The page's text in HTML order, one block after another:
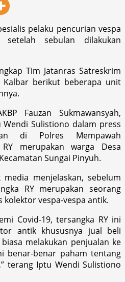
pelaku pencurian vespa
sebulan dilakukan
Tim Jatanras Satreskrim
Kalbar berikut beberapa unit
Fauzan Sukmawansyah,
Sulistiono dalam press
di Polres Mempawah
merupakan warga Desa
Sungai Pinyuh.
menjelaskan, sebelum
RY merupakan seorang
kolektor vespa-vespa antik.
Covid-19, tersangka RY ini
antik khususnya jual beli
melakukan penjualan ke
benar-benar paham tentang
terang Iptu Wendi Sulistiono